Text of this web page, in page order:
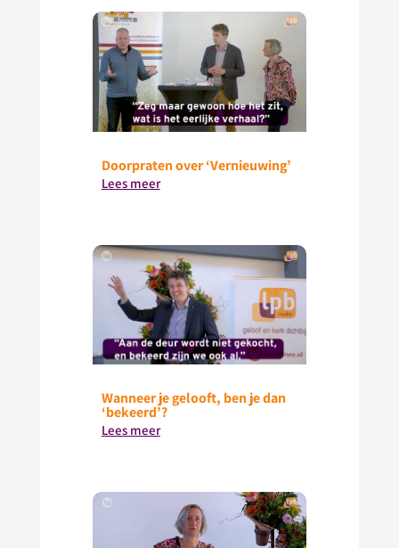
Doorpraten over ‘Vernieuwing’
Lees meer
Wanneer je gelooft, ben je dan
‘bekeerd’?
Lees meer